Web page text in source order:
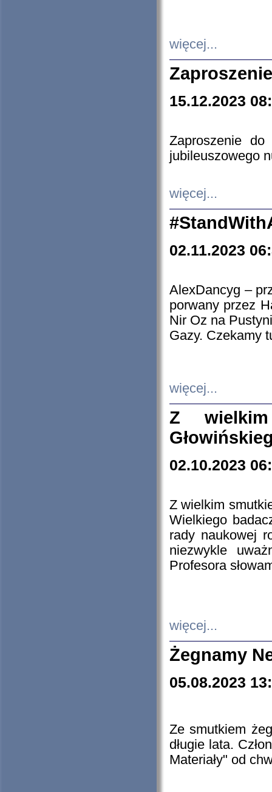
więcej...
15.12.2023
Zaproszenie do
jubileuszowego
więcej...
02.11.2023
AlexDancyg –
porwany przez
Nir Oz na
Gazy. Czekamy
więcej...
Z
02.10.2023
Z wielkim
Wielkiego
rady naukowej
niezwykle
Profesora
więcej...
Żegnamy
05.08.2023
Ze smutkiem
długie lata.
Materiały" od